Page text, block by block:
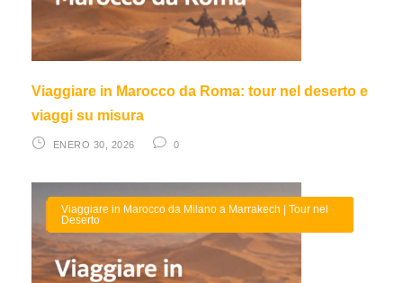
Viaggiare in Marocco da Roma: tour nel deserto e
viaggi su misura
ENERO 30, 2026 0
Viaggiare in Marocco da Milano a Marrakech | Tour nel
Deserto